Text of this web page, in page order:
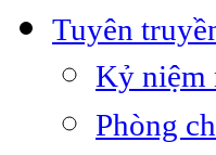
Tuyên
Kỷ niệm
Phòng